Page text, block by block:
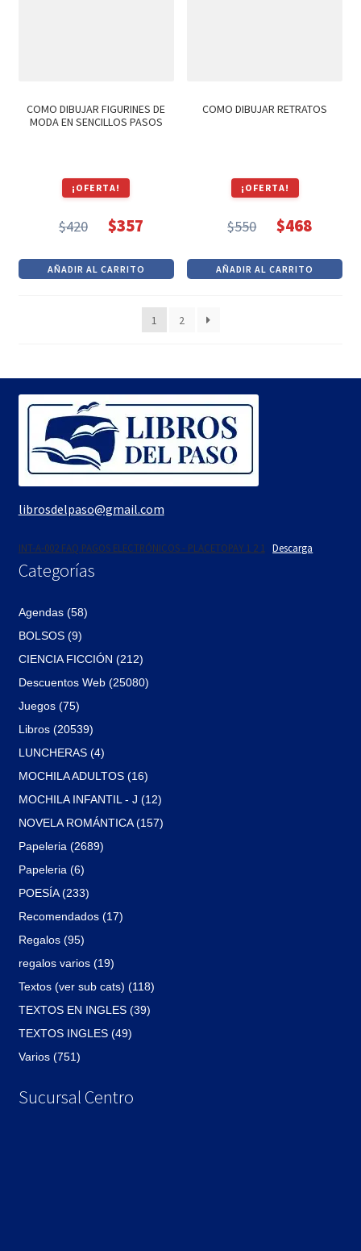
COMO DIBUJAR FIGURINES DE
MODA EN SENCILLOS PASOS
¡OFERTA!
$420
precio
original
$357
precio
actual
AÑADIR AL CARRITO
COMO DIBUJAR RETRATOS
¡OFERTA!
$550
precio
original
$468
precio
actual
AÑADIR AL CARRITO
1 2
librosdelpaso@gmail.com
INT-A-002 FAQ PAGOS ELECTRÓNICOS - PLACETOPAY 1 2 1 Descarga
Categorías
Agendas (58)
BOLSOS (9)
CIENCIA FICCIÓN (212)
Descuentos Web (25080)
Juegos (75)
Libros (20539)
LUNCHERAS (4)
MOCHILA ADULTOS (16)
MOCHILA INFANTIL - J (12)
NOVELA ROMÁNTICA (157)
Papeleria (2689)
Papeleria (6)
POESÍA (233)
Recomendados (17)
Regalos (95)
regalos varios (19)
Textos (ver sub cats) (118)
TEXTOS EN INGLES (39)
TEXTOS INGLES (49)
Varios (751)
Sucursal Centro